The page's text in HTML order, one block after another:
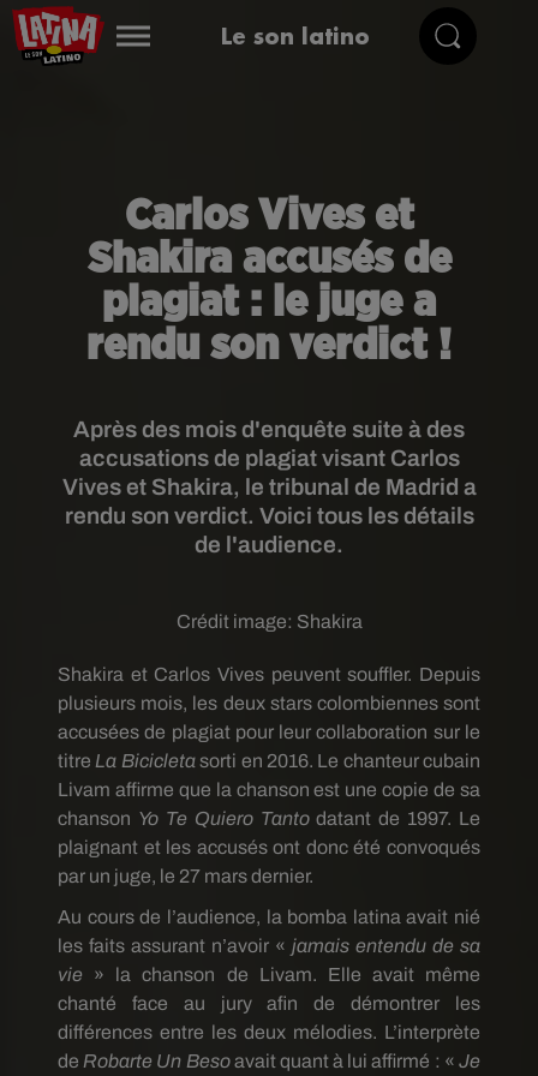
Le son latino
Carlos Vives et
Shakira accusés de
plagiat : le juge a
rendu son verdict !
Après des mois d'enquête suite à des
accusations de plagiat visant Carlos
Vives et Shakira, le tribunal de Madrid a
rendu son verdict. Voici tous les détails
de l'audience.
Crédit image: Shakira
Shakira et Carlos Vives peuvent souffler. Depuis
plusieurs mois, les deux stars colombiennes sont
accusées de plagiat pour leur collaboration sur le
titre La Bicicletasorti en 2016. Le chanteur cubain
Livam affirme que la chanson est une copie de sa
chanson Yo Te Quiero Tantodatant de 1997. Le
plaignant et les accusés ont donc été convoqués
par un juge, le 27 mars dernier.
Au cours de l’audience, la bomba latina avait nié
les faits assurant n’avoir « jamais entendu de sa
vie » la chanson de Livam. Elle avait même
chanté face au jury afin de démontrer les
différences entre les deux mélodies. L’interprète
de Robarte Un Besoavait quant à lui affirmé : «Je